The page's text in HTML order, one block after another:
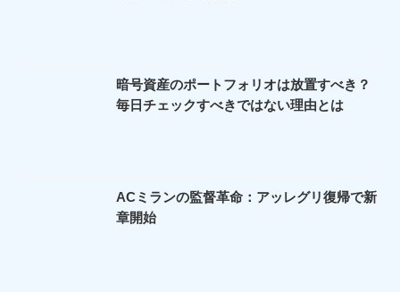
暗号資産のポートフォリオは放置すべき？
毎日チェックすべきではない理由とは
ACミランの監督革命：アッレグリ復帰で新
章開始